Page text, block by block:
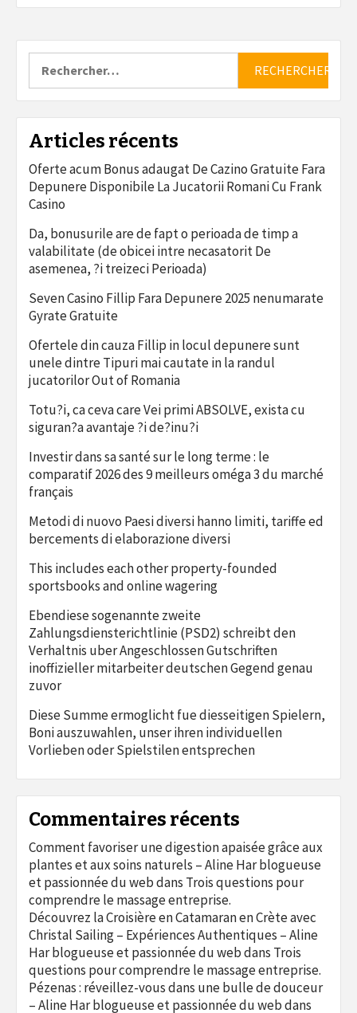
Articles récents
Oferte acum Bonus adaugat De Cazino Gratuite Fara
Depunere Disponibile La Jucatorii Romani Cu Frank
Casino
Da, bonusurile are de fapt o perioada de timp a
valabilitate (de obicei intre necasatorit De
asemenea, ?i treizeci Perioada)
Seven Casino Fillip Fara Depunere 2025 nenumarate
Gyrate Gratuite
Ofertele din cauza Fillip in locul depunere sunt
unele dintre Tipuri mai cautate in la randul
jucatorilor Out of Romania
Totu?i, ca ceva care Vei primi ABSOLVE, exista cu
siguran?a avantaje ?i de?inu?i
Investir dans sa santé sur le long terme : le
comparatif 2026 des 9 meilleurs oméga 3 du marché
français
Metodi di nuovo Paesi diversi hanno limiti, tariffe ed
bercements di elaborazione diversi
This includes each other property-founded
sportsbooks and online wagering
Ebendiese sogenannte zweite
Zahlungsdiensterichtlinie (PSD2) schreibt den
Verhaltnis uber Angeschlossen Gutschriften
inoffizieller mitarbeiter deutschen Gegend genau
zuvor
Diese Summe ermoglicht fue diesseitigen Spielern,
Boni auszuwahlen, unser ihren individuellen
Vorlieben oder Spielstilen entsprechen
Commentaires récents
Comment favoriser une digestion apaisée grâce aux
plantes et aux soins naturels – Aline Har blogueuse
et passionnée du webdans Trois questions pour
comprendre le massage entreprise.
Découvrez la Croisière en Catamaran en Crète avec
Christal Sailing – Expériences Authentiques – Aline
Har blogueuse et passionnée du webdans Trois
questions pour comprendre le massage entreprise.
Pézenas : réveillez-vous dans une bulle de douceur
– Aline Har blogueuse et passionnée du webdans